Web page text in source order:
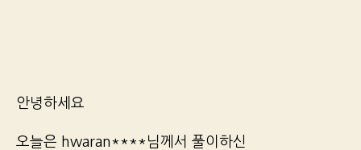
안녕하세요
오늘은 hwaran****님께서 풀이하신